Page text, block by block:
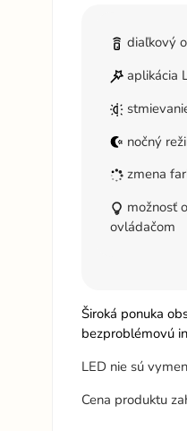
diaľkový
aplikácia
nočný
zmena
možnosť
ovládačom
Široká ponuka
bezproblémovú
LED nie sú
Cena produktu